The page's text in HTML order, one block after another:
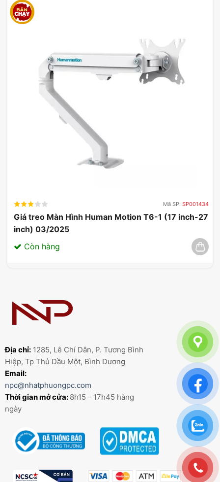
Mã SP: SP001434
Giá treo Màn Hình Human Motion T6-1 (17 inch-27
inch) 03/2025
Còn hàng
Địa chỉ: 1285, Lê Chí Dân, P. Tương Bình
Hiệp, Tp Thủ Dầu Một, Bình Dương
Email:
npc@nhatphuongpc.com
Thời gian mở cửa: 8h15 - 17h45 hàng
ngày